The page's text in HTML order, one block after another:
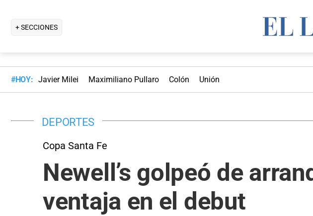
+ SECCIONES
#HOY: Javier Milei Maximiliano Pullaro Colón Unión
DEPORTES
Copa Santa Fe
Newell’s golpeó de
ventaja en el debut